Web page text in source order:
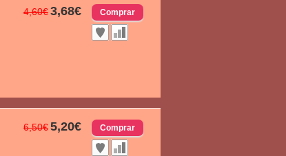
4,60€3,68€
6,50€5,20€